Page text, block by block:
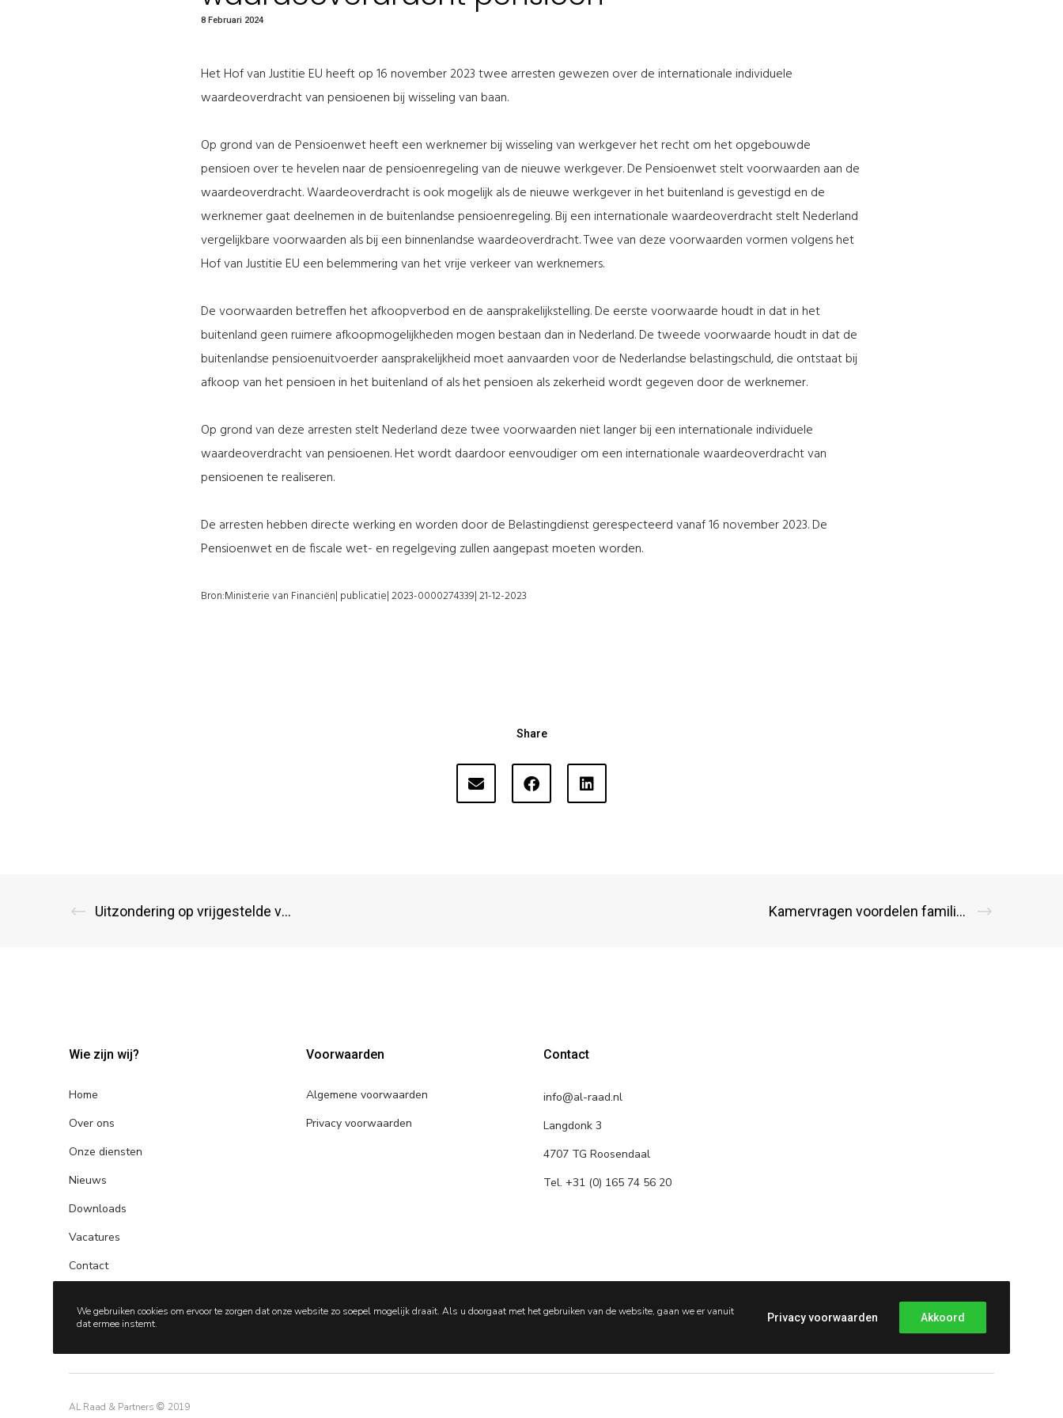
8 Februari 2024
Het Hof van Justitie EU heeft op 16 november 2023 twee arresten gewezen over de internationale individuele
waardeoverdracht van pensioenen bij wisseling van baan.
Op grond van de Pensioenwet heeft een werknemer bij wisseling van werkgever het recht om het opgebouwde
pensioen over te hevelen naar de pensioenregeling van de nieuwe werkgever. De Pensioenwet stelt voorwaarden aan de
waardeoverdracht. Waardeoverdracht is ook mogelijk als de nieuwe werkgever in het buitenland is gevestigd en de
werknemer gaat deelnemen in de buitenlandse pensioenregeling. Bij een internationale waardeoverdracht stelt Nederland
vergelijkbare voorwaarden als bij een binnenlandse waardeoverdracht. Twee van deze voorwaarden vormen volgens het
Hof van Justitie EU een belemmering van het vrije verkeer van werknemers.
De voorwaarden betreffen het afkoopverbod en de aansprakelijkstelling. De eerste voorwaarde houdt in dat in het
buitenland geen ruimere afkoopmogelijkheden mogen bestaan dan in Nederland. De tweede voorwaarde houdt in dat de
buitenlandse pensioenuitvoerder aansprakelijkheid moet aanvaarden voor de Nederlandse belastingschuld, die ontstaat bij
afkoop van het pensioen in het buitenland of als het pensioen als zekerheid wordt gegeven door de werknemer.
Op grond van deze arresten stelt Nederland deze twee voorwaarden niet langer bij een internationale individuele
waardeoverdracht van pensioenen. Het wordt daardoor eenvoudiger om een internationale waardeoverdracht van
pensioenen te realiseren.
De arresten hebben directe werking en worden door de Belastingdienst gerespecteerd vanaf 16 november 2023. De
Pensioenwet en de fiscale wet- en regelgeving zullen aangepast moeten worden.
Bron:Ministerie van Financiën| publicatie| 2023-0000274339| 21-12-2023
Share
Uitzondering op vrijgestelde verhuur voor vakantievilla Kamervragen voordelen familiehypotheek
Wie zijn wij?
Home
Over ons
Onze diensten
Nieuws
Downloads
Vacatures
Contact
Voorwaarden
Algemene voorwaarden
Privacy voorwaarden
Contact
info@al-raad.nl
Langdonk 3
4707 TG Roosendaal
Tel. +31 (0) 165 74 56 20
AL Raad & Partners © 2019
We gebruiken cookies om ervoor te zorgen dat onze website zo soepel mogelijk draait. Als u doorgaat met het gebruiken van de website, gaan we er vanuit
dat ermee instemt.
Privacy voorwaarden Akkoord